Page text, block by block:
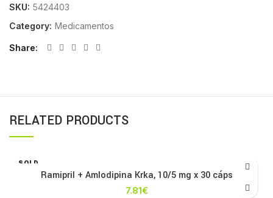
SKU: 5424403
Category: Medicamentos
Share
RELATED PRODUCTS
SOLD
Ramipril + Amlodipina Krka, 10/5 mg x 30 cáps
7.81€